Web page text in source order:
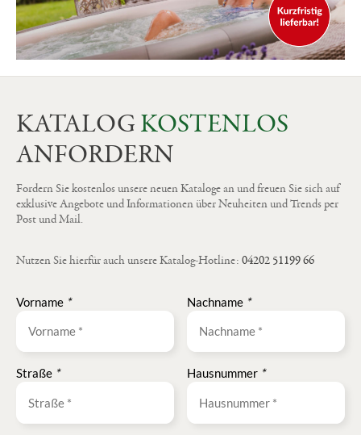
KATALOG KOSTENLOS
ANFORDERN
Fordern Sie kostenlos unsere neuen Kataloge an und freuen Sie sich auf
exklusive Angebote und Informationen über Neuheiten und Trends per
Post und Mail.
Nutzen Sie hierfür auch unsere Katalog-Hotline: 04202 51199 66
Vorname * Nachname *
Straße * Hausnummer *